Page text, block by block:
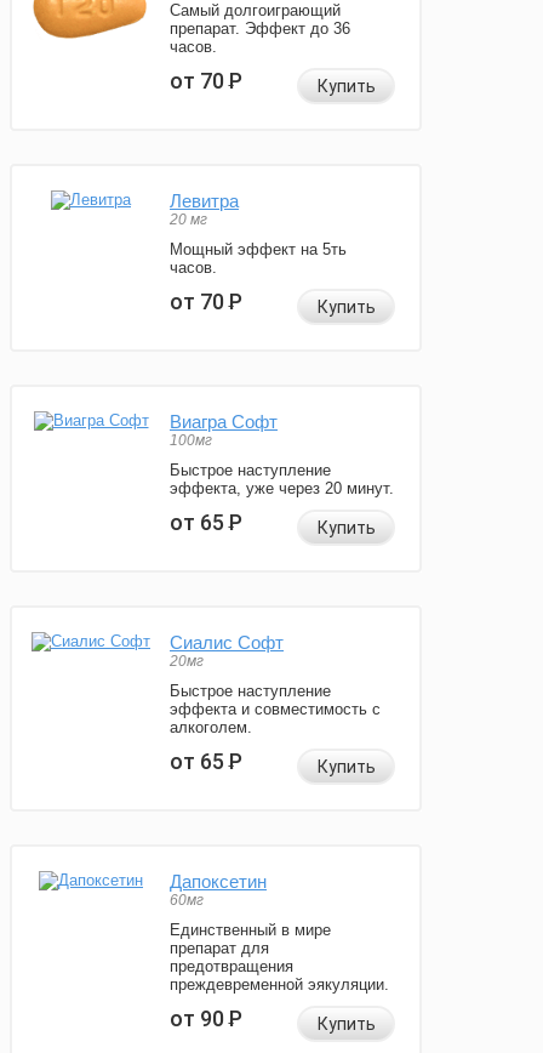
Самый долгоиграющий
препарат. Эффект до 36
часов.
от 70Р Купить
Левитра
20 мг
Мощный эффект на 5ть
часов.
от 70Р Купить
Виагра Софт
100мг
Быстрое наступление
эффекта, уже через 20 минут.
от 65Р Купить
Сиалис Софт
20мг
Быстрое наступление
эффекта и совместимость с
алкоголем.
от 65Р Купить
Дапоксетин
60мг
Единственный в мире
препарат для
предотвращения
преждевременной эякуляции.
от 90Р Купить